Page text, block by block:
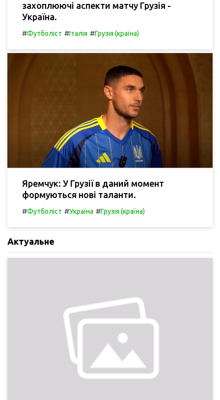
захоплюючі аспекти матчу Грузія -
Україна.
#Футболіст #Італія #Грузія (країна)
Яремчук: У Грузії в даний момент
формуються нові таланти.
#Футболіст #Україна #Грузія (країна)
Актуальне